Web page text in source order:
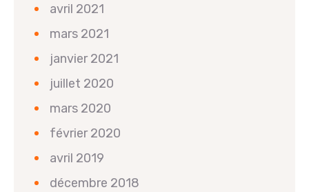
avril 2021
mars 2021
janvier 2021
juillet 2020
mars 2020
février 2020
avril 2019
décembre 2018